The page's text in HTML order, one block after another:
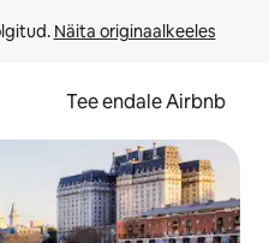
Näita originaalkeeles
Tee endale Airbnb